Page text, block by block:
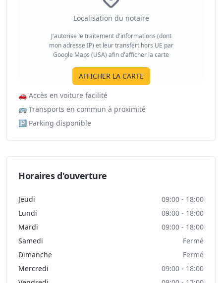
Localisation du notaire
J'autorise le traitement d'informations (dont
mon adresse IP) et leur transfert hors UE par
Google Maps (USA) afin d'afficher la carte
AFFICHER LA CARTE
🚗 Accès en voiture facilité
🚌 Transports en commun à proximité
🅿️ Parking disponible
Horaires d'ouverture
Jeudi
09:00 - 18:00
Lundi
09:00 - 18:00
Mardi
09:00 - 18:00
Samedi
Fermé
Dimanche
Fermé
Mercredi
09:00 - 18:00